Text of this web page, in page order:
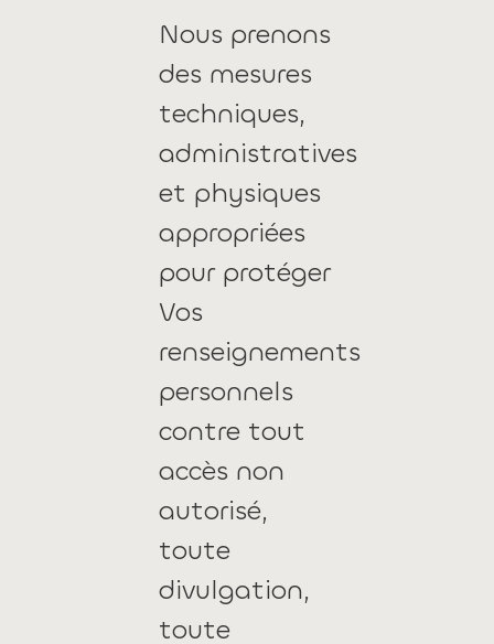
Nous prenons
des mesures
techniques,
administratives
et physiques
appropriées
pour protéger
Vos
renseignements
personnels
contre tout
accès non
autorisé,
toute
divulgation,
toute